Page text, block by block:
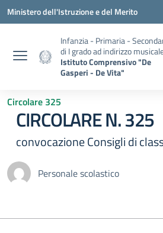
Vai ai contenuti
Vai al menu di navigazione
Vai al footer
Ministero dell'Istruzione e del Merito
Infanzia - Primaria -
di I grado ad indirizzo
Istituto Comprensivo "De
Gasperi - De Vita"
Circolare 325
CIRCOLARE N. 325
convocazione Consigli di
Personale scolastico